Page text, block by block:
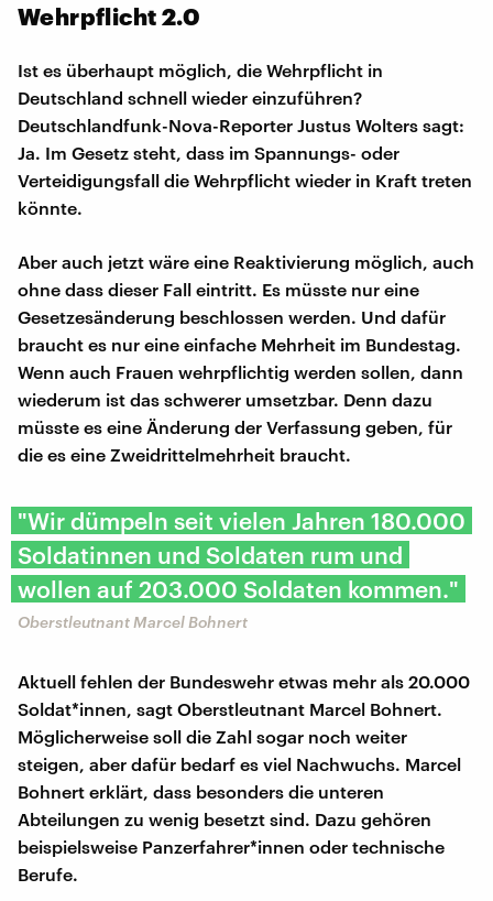
Wehrpflicht 2.0
Ist es überhaupt möglich, die Wehrpflicht in
Deutschland schnell wieder einzuführen?
Deutschlandfunk-Nova-Reporter Justus Wolters sagt:
Ja. Im Gesetz steht, dass im Spannungs- oder
Verteidigungsfall die Wehrpflicht wieder in Kraft treten
könnte.
Aber auch jetzt wäre eine Reaktivierung möglich, auch
ohne dass dieser Fall eintritt. Es müsste nur eine
Gesetzesänderung beschlossen werden. Und dafür
braucht es nur eine einfache Mehrheit im Bundestag.
Wenn auch Frauen wehrpflichtig werden sollen, dann
wiederum ist das schwerer umsetzbar. Denn dazu
müsste es eine Änderung der Verfassung geben, für
die es eine Zweidrittelmehrheit braucht.
"Wir dümpeln seit vielen Jahren 180.000
Soldatinnen und Soldaten rum und
wollen auf 203.000 Soldaten kommen."
Oberstleutnant Marcel Bohnert
Aktuell fehlen der Bundeswehr etwas mehr als 20.000
Soldat*innen, sagt Oberstleutnant Marcel Bohnert.
Möglicherweise soll die Zahl sogar noch weiter
steigen, aber dafür bedarf es viel Nachwuchs. Marcel
Bohnert erklärt, dass besonders die unteren
Abteilungen zu wenig besetzt sind. Dazu gehören
beispielsweise Panzerfahrer*innen oder technische
Berufe.